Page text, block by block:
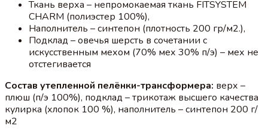
Ткань верха – непромокаемая ткань FITSYSTEM
CHARM (полиэстер 100%),
Наполнитель – синтепон (плотность 200 гр/м2.),
Подклад – овечья шерсть в сочетании с
искусственным мехом (70% мех 30% п/э) – мех не
отстегивается
Состав утепленной пелёнки-трансформера: верх –
плюш (п/э 100%), подклад – трикотаж высшего качества
кулирка (хлопок 100 %), наполнитель – синтепон 200 г/
м2